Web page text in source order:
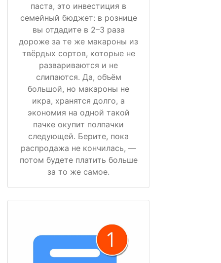
паста, это инвестиция в
семейный бюджет: в рознице
вы отдадите в 2–3 раза
дороже за те же макароны из
твёрдых сортов, которые не
развариваются и не
слипаются. Да, объём
большой, но макароны не
икра, хранятся долго, а
экономия на одной такой
пачке окупит полпачки
следующей. Берите, пока
распродажа не кончилась, —
потом будете платить больше
за то же самое.